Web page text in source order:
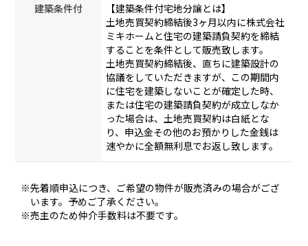
建築条件付
【建築条件付宅地分譲とは】
土地売買契約締結後3ヶ月以内に株式会社
ミキホームと住宅の建築請負契約を締結
することを条件として販売致します。
土地売買契約締結後、直ちに建築設計の
協議をしていただきますが、この期間内
に住宅を建築しないことが確定した時、
または住宅の建築請負契約が成立しなか
った場合は、土地売買契約は白紙とな
り、申込金その他のお預かりした金銭は
速やかに全額無利息でお返し致します。
※先着順申込につき、ご希望の物件が販売済みの場合がござ
います。予めご了承ください。
※売主のため仲介手数料は不要です。